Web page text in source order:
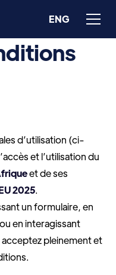
d’utilisation (ci-
et l’utilisation du
et de ses
2025.
un formulaire, en
en interagissant
pleinement et
ENG